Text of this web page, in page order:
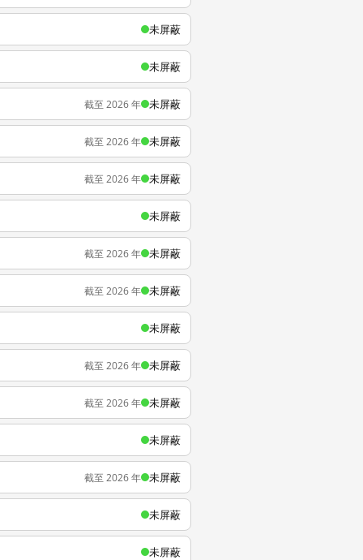
未屏蔽
未屏蔽
截至 2026 年 未屏蔽
截至 2026 年 未屏蔽
截至 2026 年 未屏蔽
未屏蔽
截至 2026 年 未屏蔽
截至 2026 年 未屏蔽
未屏蔽
截至 2026 年 未屏蔽
截至 2026 年 未屏蔽
未屏蔽
截至 2026 年 未屏蔽
未屏蔽
未屏蔽